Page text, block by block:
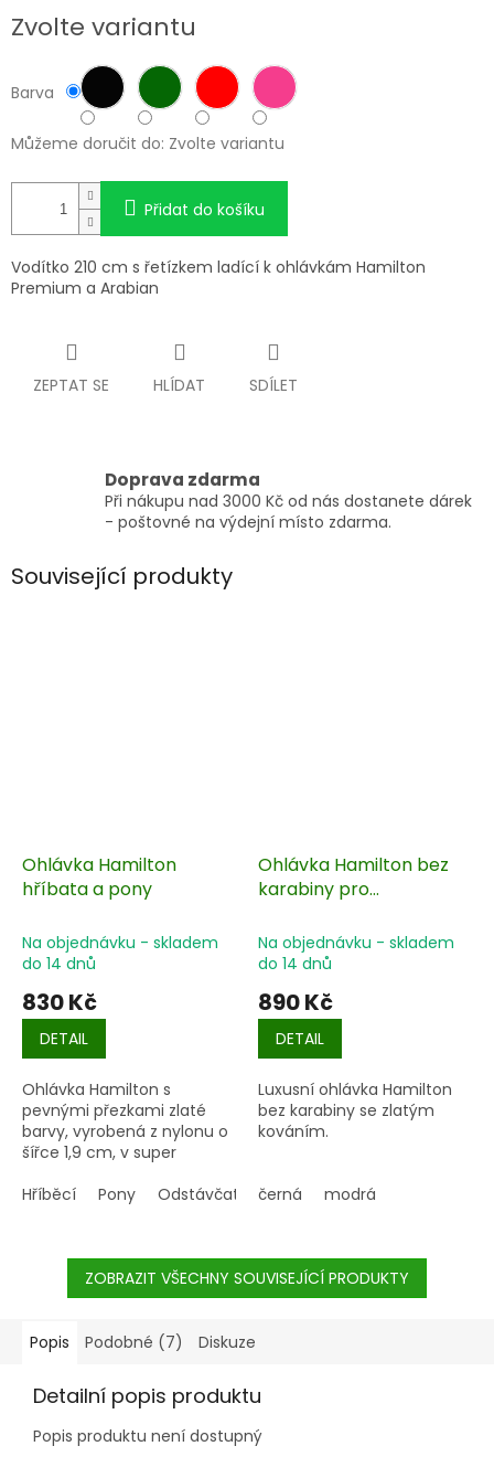
cena:
Zvolte variantu
Barva
Můžeme doručit do: Zvolte variantu
Přidat do košíku
Vodítko 210 cm s řetízkem ladící k ohlávkám Hamilton
Premium a Arabian
ZEPTAT SE HLÍDAT SDÍLET
Doprava zdarma
Při nákupu nad 3000 Kč od nás dostanete dárek
- poštovné na výdejní místo zdarma.
Související produkty
Ohlávka Hamilton
hříbata a pony
Na objednávku - skladem
do 14 dnů
830 Kč
DETAIL
Ohlávka Hamilton s
pevnými přezkami zlaté
barvy, vyrobená z nylonu o
šířce 1,9 cm, v super
Hříběcí
Pony Odstávčata
Ohlávka Hamilton bez
karabiny pro
Na objednávku - skladem
do 14 dnů
890 Kč
DETAIL
Luxusní ohlávka Hamilton
bez karabiny se zlatým
kováním.
černá modrá
ZOBRAZIT VŠECHNY SOUVISEJÍCÍ PRODUKTY
Popis Podobné (7) Diskuze
Detailní popis produktu
Popis produktu není dostupný